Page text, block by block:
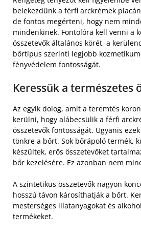
belekezdünk a férfi arckrémek
de fontos megérteni, hogy nem
mindenkinek. Fontolóra kell venni a
összetevők általános körét, a
bőrtípus szerinti legjobb
fényvédelem fontosságát.
Keressük a természetes
Az egyik dolog, amit a teremtés
kerülni, hogy alábecsülik a férfi
összetevők fontosságát. Ugyanis
tönkre a bőrt. Sok bőrápoló termék,
készültek, erős összetevőket
bőr kezelésére. Ez azonban nem
A szintetikus összetevők nagyon
hosszú távon károsíthatják a bőrt.
mesterséges illatanyagokat és
termékeket.